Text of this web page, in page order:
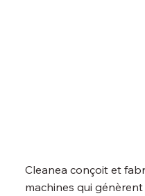
Cleanea conçoit et
machines qui